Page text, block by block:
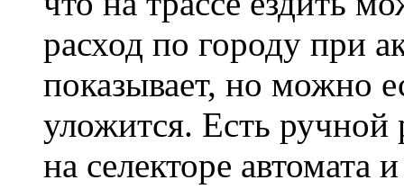
расход по городу при
показывает, но можно
уложится. Есть
на селекторе автомата